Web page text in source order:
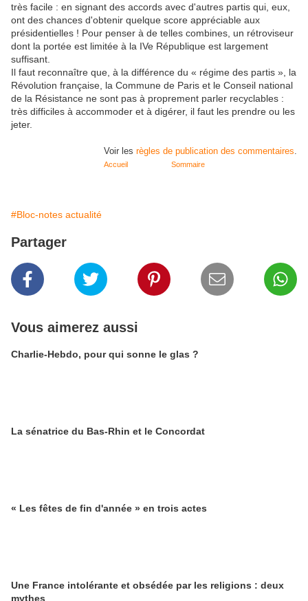
très facile : en signant des accords avec d'autres partis qui, eux,
ont des chances d'obtenir quelque score appréciable aux
présidentielles ! Pour penser à de telles combines, un rétroviseur
dont la portée est limitée à la IVe République est largement
suffisant.
Il faut reconnaître que, à la différence du « régime des partis », la
Révolution française, la Commune de Paris et le Conseil national
de la Résistance ne sont pas à proprement parler recyclables :
très difficiles à accommoder et à digérer, il faut les prendre ou les
jeter.
Voir les règles de publication des commentaires.
Accueil Sommaire
#Bloc-notes actualité
Partager
Vous aimerez aussi
Charlie-Hebdo, pour qui sonne le glas ?
La sénatrice du Bas-Rhin et le Concordat
« Les fêtes de fin d'année » en trois actes
Une France intolérante et obsédée par les religions : deux
mythes